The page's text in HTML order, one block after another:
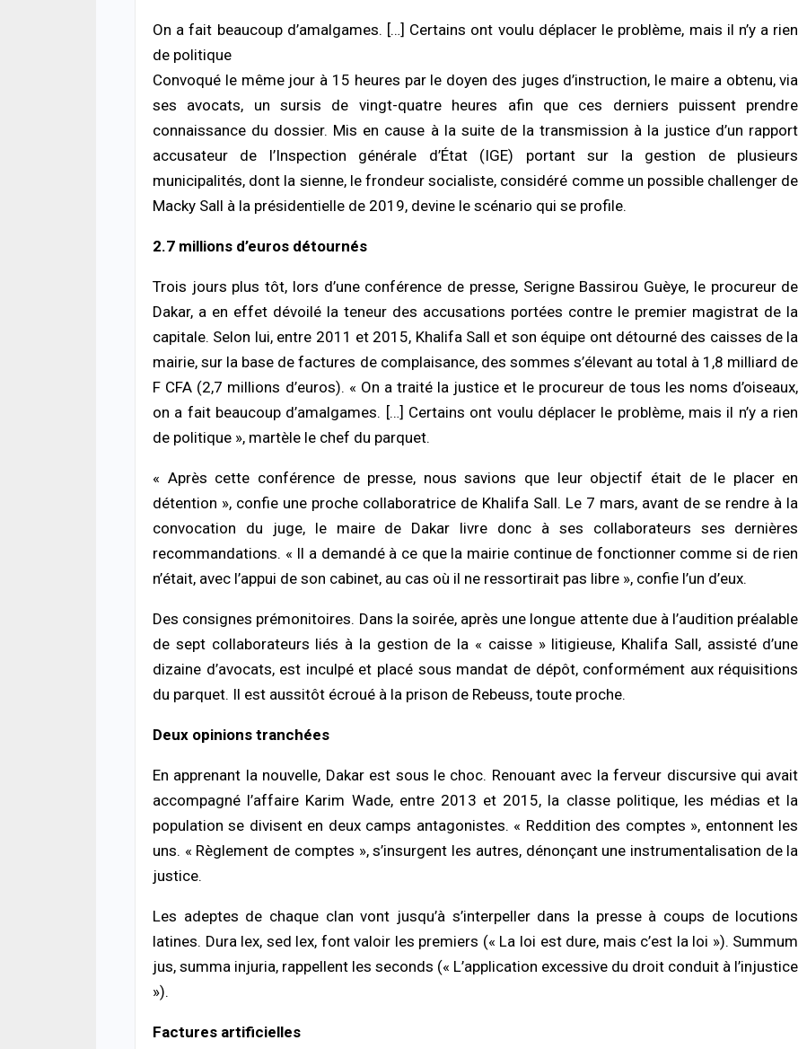
On a fait beaucoup d’amalgames. […] Certains ont voulu déplacer le problème, mais il n’y a rien
de politique
Convoqué le même jour à 15 heures par le doyen des juges d’instruction, le maire a obtenu, via
ses avocats, un sursis de vingt-quatre heures afin que ces derniers puissent prendre
connaissance du dossier. Mis en cause à la suite de la transmission à la justice d’un rapport
accusateur de l’Inspection générale d’État (IGE) portant sur la gestion de plusieurs
municipalités, dont la sienne, le frondeur socialiste, considéré comme un possible challenger de
Macky Sall à la présidentielle de 2019, devine le scénario qui se profile.
2.7 millions d’euros détournés
Trois jours plus tôt, lors d’une conférence de presse, Serigne Bassirou Guèye, le procureur de
Dakar, a en effet dévoilé la teneur des accusations portées contre le premier magistrat de la
capitale. Selon lui, entre 2011 et 2015, Khalifa Sall et son équipe ont détourné des caisses de la
mairie, sur la base de factures de complaisance, des sommes s’élevant au total à 1,8 milliard de
F CFA (2,7 millions d’euros). « On a traité la justice et le procureur de tous les noms d’oiseaux,
on a fait beaucoup d’amalgames. […] Certains ont voulu déplacer le problème, mais il n’y a rien
de politique », martèle le chef du parquet.
« Après cette conférence de presse, nous savions que leur objectif était de le placer en
détention », confie une proche collaboratrice de Khalifa Sall. Le 7 mars, avant de se rendre à la
convocation du juge, le maire de Dakar livre donc à ses collaborateurs ses dernières
recommandations. « Il a demandé à ce que la mairie continue de fonctionner comme si de rien
n’était, avec l’appui de son cabinet, au cas où il ne ressortirait pas libre », confie l’un d’eux.
Des consignes prémonitoires. Dans la soirée, après une longue attente due à l’audition préalable
de sept collaborateurs liés à la gestion de la « caisse » litigieuse, Khalifa Sall, assisté d’une
dizaine d’avocats, est inculpé et placé sous mandat de dépôt, conformément aux réquisitions
du parquet. Il est aussitôt écroué à la prison de Rebeuss, toute proche.
Deux opinions tranchées
En apprenant la nouvelle, Dakar est sous le choc. Renouant avec la ferveur discursive qui avait
accompagné l’affaire Karim Wade, entre 2013 et 2015, la classe politique, les médias et la
population se divisent en deux camps antagonistes. « Reddition des comptes », entonnent les
uns. « Règlement de comptes », s’insurgent les autres, dénonçant une instrumentalisation de la
justice.
Les adeptes de chaque clan vont jusqu’à s’interpeller dans la presse à coups de locutions
latines. Dura lex, sed lex, font valoir les premiers (« La loi est dure, mais c’est la loi »). Summum
jus, summa injuria, rappellent les seconds (« L’application excessive du droit conduit à l’injustice
»).
Factures artificielles
des noyades en mer relance l’appel à la
ACTUALITÉ À LA UNE
Météo : l’ANACIM prévoit trois jours
d’orages et de pluies sur une large partie
du Sénégal
05/08/2026 à 13:03
05/08/2026 à 09:28
A LA UNE
affiche son ambition d’un « Magal zéro
accident »
ACTUALITÉ À LA UNE
pratiques mystiques, une jeune mère
condamnée à six ans de réclusion
ACTUALITÉ À LA UNE
Touba renforce son dispositif sécuritaire
05/08/2026 à 08:42
A LA UNE
Magal 2026 : les sapeurs-pompiers
enregistrent 25 décès et près de 800
une réforme du Code de la famille et un
ACTUALITÉ À LA UNE
Météo : l’ANACIM alerte sur des pluies
plusieurs régions du Sénégal
07/08/2026 à 02:52
07/08/2026 à 02:48
ACTUALITÉ À LA UNE
policiers mobilisés, la Police nationale
dresse un bilan sécuritaire jugé
07/08/2026 à 02:44
Grand Magal de Touba : la Police
nationale présente un bilan marqué par
244 interpellations et un important
dispositif…
ACTUALITÉ À LA UNE
appelle les fidèles à privilégier les
prières plutôt que les visites
06/08/2026 à 18:22
ECONOMIE
06/08/2026 à 18:05